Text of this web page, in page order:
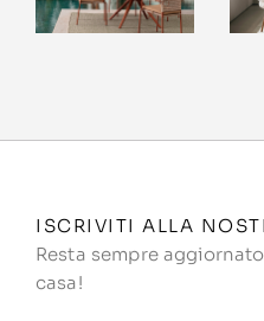
ISCRIVITI ALLA
Resta sempre
casa!